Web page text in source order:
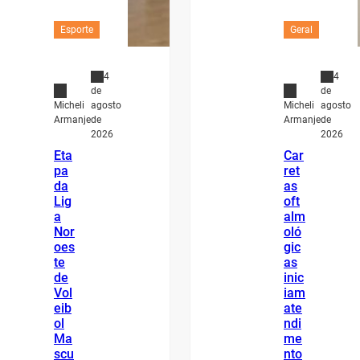
Esporte
Micheli
Armanje
4
de
agosto
de
2026
Eta
pa
da
Lig
a
Nor
oes
te
de
Vol
eib
ol
Ma
scu
Geral
Micheli
Armanje
4
de
agosto
de
2026
Car
ret
as
oft
alm
oló
gic
as
inic
iam
ate
ndi
me
nto